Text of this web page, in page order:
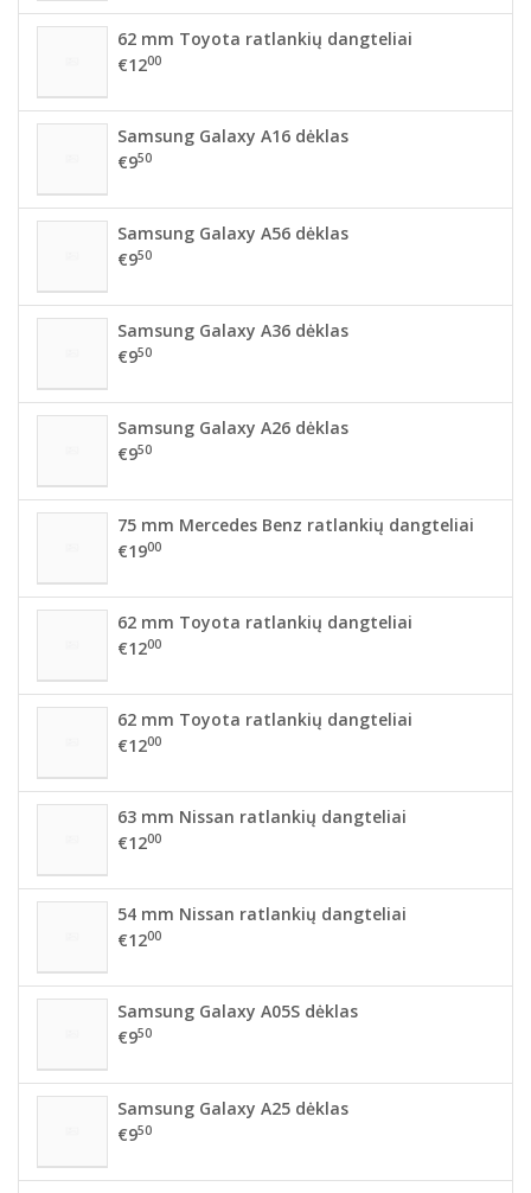
62 mm Toyota ratlankių dangteliai
€1200
Samsung Galaxy A16 dėklas
€950
Samsung Galaxy A56 dėklas
€950
Samsung Galaxy A36 dėklas
€950
Samsung Galaxy A26 dėklas
€950
75 mm Mercedes Benz ratlankių dangteliai
€1900
62 mm Toyota ratlankių dangteliai
€1200
62 mm Toyota ratlankių dangteliai
€1200
63 mm Nissan ratlankių dangteliai
€1200
54 mm Nissan ratlankių dangteliai
€1200
Samsung Galaxy A05S dėklas
€950
Samsung Galaxy A25 dėklas
€950